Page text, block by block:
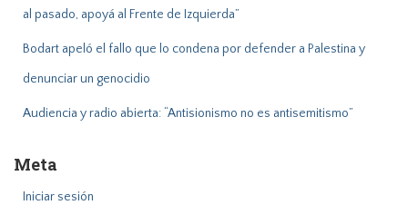
al pasado, apoyá al Frente de Izquierda”
Bodart apeló el fallo que lo condena por defender a Palestina y
denunciar un genocidio
Audiencia y radio abierta: “Antisionismo no es antisemitismo”
Meta
Iniciar sesión